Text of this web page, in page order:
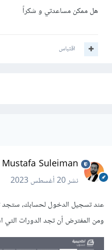
هل ممكن مساعدتي و شكراً
اقتباس
Mustafa Suleiman
نشر20 أغسطس 2023
عند تسجيل الدخول لحسابك، ستجد
ومن المفترض أن تجد الدورات التي